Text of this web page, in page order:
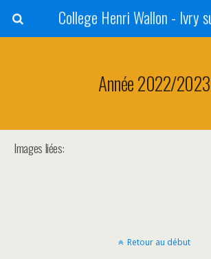
College Henri Wallon - Ivry
Année 2022/2023
Images liées:
Retour au début